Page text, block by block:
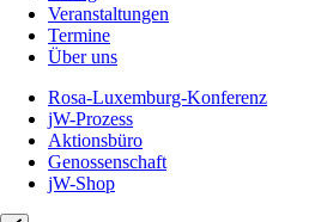
Veranstaltungen
Termine
Über uns
Rosa-Luxemburg-Konferenz
jW-Prozess
Aktionsbüro
Genossenschaft
jW-Shop